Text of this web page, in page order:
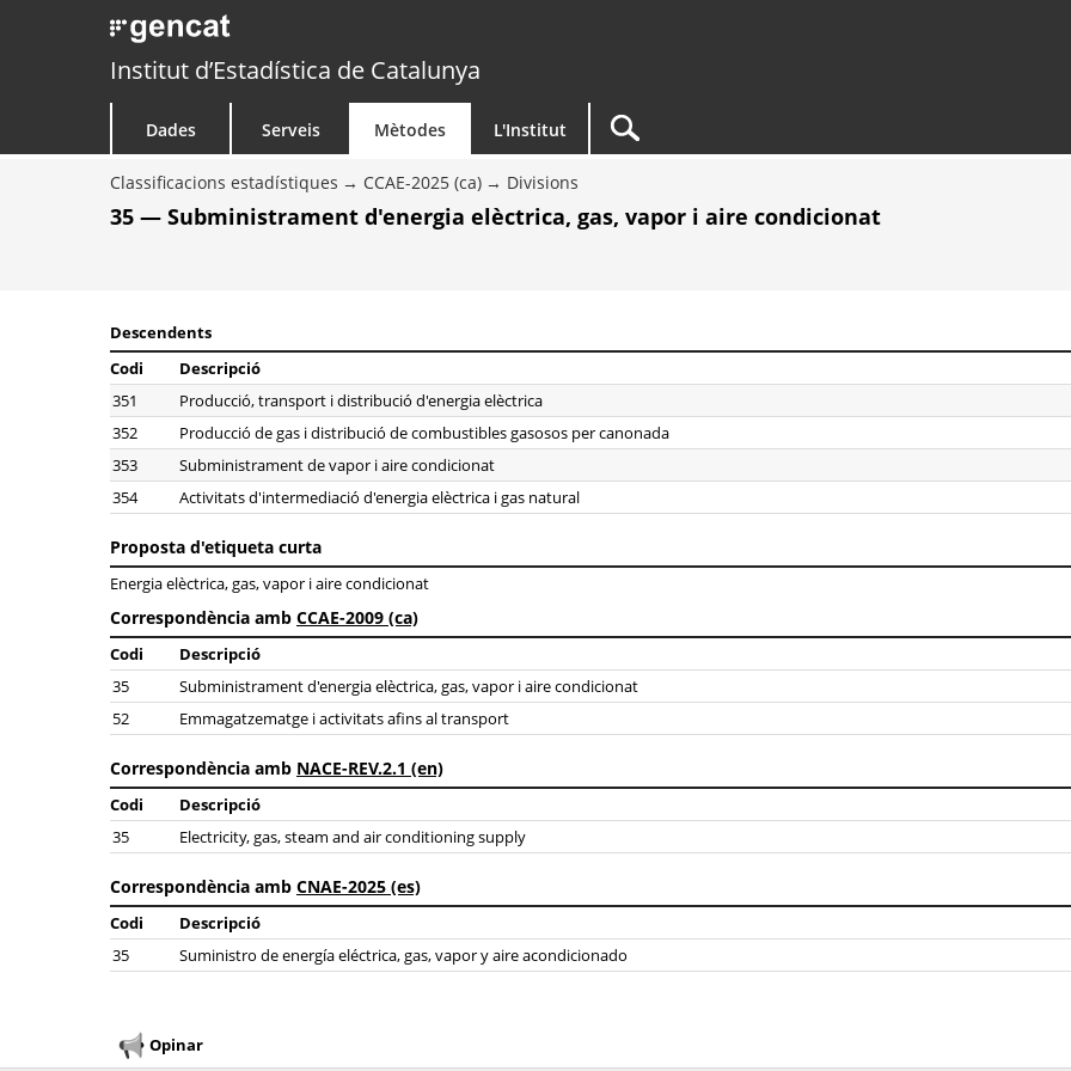
Institut d’Estadística de Catalunya
Dades Serveis Mètodes L'Institut
Classificacions estadístiques CCAE-2025 (ca) Divisions
35 — Subministrament d'energia elèctrica, gas, vapor i aire condicionat
Descendents
Codi
Descripció
351
Producció, transport i distribució d'energia elèctrica
352
Producció de gas i distribució de combustibles gasosos per canonada
353
Subministrament de vapor i aire condicionat
354
Activitats d'intermediació d'energia elèctrica i gas natural
Proposta d'etiqueta curta
Energia elèctrica, gas, vapor i aire condicionat
Correspondència amb CCAE-2009 (ca)
Codi Descripció
35
Subministrament d'energia elèctrica, gas, vapor i aire condicionat
52
Emmagatzematge i activitats afins al transport
Correspondència amb NACE-REV.2.1 (en)
Codi
Descripció
35
Electricity, gas, steam and air conditioning supply
Correspondència amb CNAE-2025 (es)
Codi
Descripció
35
Suministro de energía eléctrica, gas, vapor y aire acondicionado
Opinar